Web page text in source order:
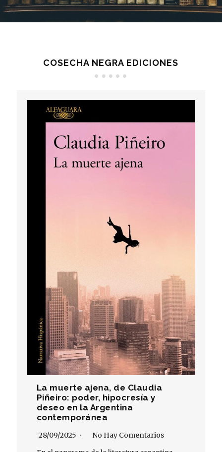
COSECHA NEGRA EDICIONES
La muerte ajena, de Claudia
Piñeiro: poder, hipocresía y
deseo en la Argentina
contemporánea
28/09/2025 No Hay Comentarios